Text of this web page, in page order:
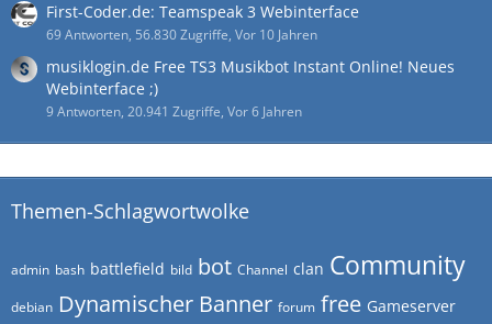
First-Coder.de: Teamspeak 3 Webinterface
69 Antworten, 56.830 Zugriffe, Vor 10 Jahren
musiklogin.de Free TS3 Musikbot Instant Online! Neues
Webinterface ;)
9 Antworten, 20.941 Zugriffe, Vor 6 Jahren
Themen-Schlagwortwolke
admin bash battlefield bild bot Channel clan Community
debian Dynamischer Banner forum free Gameserver